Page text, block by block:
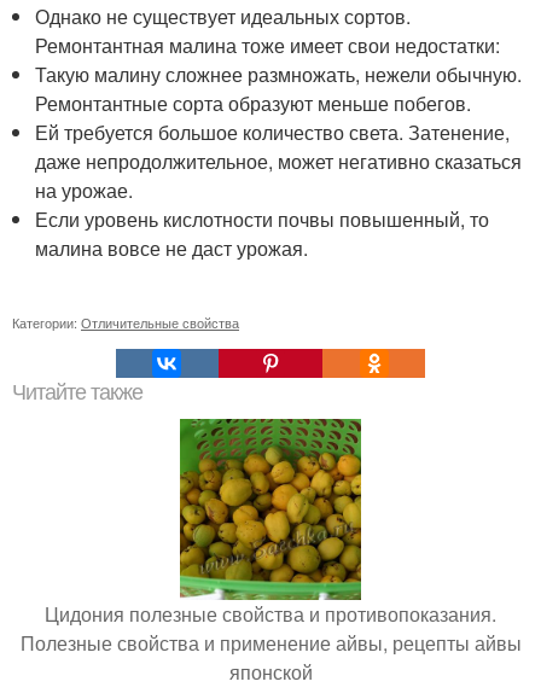
Однако не существует идеальных сортов.
Ремонтантная малина тоже имеет свои недостатки:
Такую малину сложнее размножать, нежели обычную.
Ремонтантные сорта образуют меньше побегов.
Ей требуется большое количество света. Затенение,
даже непродолжительное, может негативно сказаться
на урожае.
Если уровень кислотности почвы повышенный, то
малина вовсе не даст урожая.
Категории: Отличительные свойства
Читайте также
Цидония полезные свойства и противопоказания.
Полезные свойства и применение айвы, рецепты айвы
японской